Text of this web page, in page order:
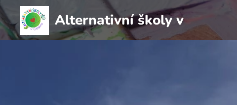
Alternativní školy v
Česku